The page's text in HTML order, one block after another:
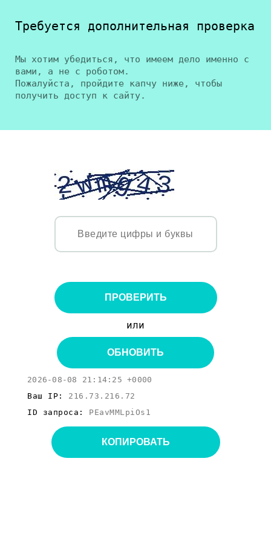
Требуется дополнительная проверка
Мы хотим убедиться, что имеем дело именно с
вами, а не с роботом.
Пожалуйста, пройдите капчу ниже, чтобы
получить доступ к сайту.
ПРОВЕРИТЬ
или
ОБНОВИТЬ
2026-08-08 21:14:25 +0000
Ваш IP: 216.73.216.72
ID запроса: PEavMMLpiOs1
КОПИРОВАТЬ